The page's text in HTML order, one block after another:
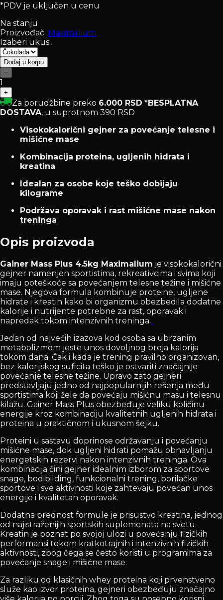
*PDV je uključen u cenu
Na stanju
Proizvođač: Maximalium
Izaberi ukus
Dodaj u korpu
−
1
+
Za porudžbine preko 6.000 RSD *BESPLATNA
DOSTAVA, u suprotnom 390 RSD
Visokokalorični gejner za povećanje telesne i
mišićne mase
Kombinacija proteina, ugljenih hidrata i
kreatina
Idealan za osobe koje teško dobijaju
kilograme
Podržava oporavak i rast mišićne mase nakon
treninga
Opis proizvoda
Gainer Mass Plus 4.5kg Maximalium je visokokalorični
gejner namenjen sportistima, rekreativcima i svima koji
imaju poteškoće sa povećanjem telesne težine i mišićne
mase. Njegova formula kombinuje proteine, ugljene
hidrate i kreatin kako bi organizmu obezbedila dodatne
kalorije i nutrijente potrebne za rast, oporavak i
napredak tokom intenzivnih treninga.
Jedan od najvećih izazova kod osoba sa ubrzanim
metabolizmom jeste unos dovoljnog broja kalorija
tokom dana. Čak i kada je trening pravilno organizovan,
bez kalorijskog suficita teško je ostvariti značajnije
povećanje telesne težine. Upravo zato gejneri
predstavljaju jedno od najpopularnijih rešenja među
sportistima koji žele da povećaju mišićnu masu i telesnu
kilažu. Gainer Mass Plus obezbeđuje veliku količinu
energije kroz kombinaciju kvalitetnih ugljenih hidrata i
proteina u praktičnom i ukusnom šejku.
Proteini u sastavu doprinose održavanju i povećanju
mišićne mase, dok ugljeni hidrati pomažu obnavljanju
energetskih rezervi nakon intenzivnih treninga. Ova
kombinacija čini gejner idealnim izborom za sportove
snage, bodibilding, funkcionalni trening, borilačke
sportove i sve aktivnosti koje zahtevaju povećan unos
energije i kvalitetan oporavak.
Dodatna prednost formule je prisustvo kreatina, jednog
od najistraženijih sportskih suplemenata na svetu.
Kreatin je poznat po svojoj ulozi u povećanju fizičkih
performansi tokom kratkotrajnih i intenzivnih fizičkih
aktivnosti, zbog čega se često koristi u programima za
povećanje snage i mišićne mase.
Za razliku od klasičnih whey proteina koji prvenstveno
služe kao izvor proteina, gejneri obezbeđuju značajno